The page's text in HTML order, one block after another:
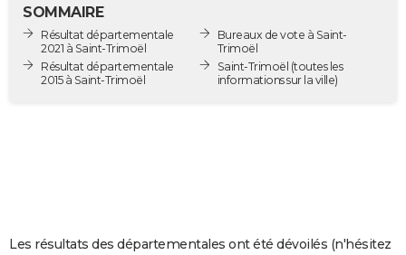
Destinations
City break
Voyage nature
Voyage de noces
Forum
Climat
GUIDES D'ACHAT
COPAINS D'AVANT
SOMMAIRE
Résultat départementale
2021 à Saint-Trimoël
Résultat départementale
2015 à Saint-Trimoël
Bureaux de vote à Saint-
Trimoël
Saint-Trimoël (toutes les
informations sur la ville)
Les résultats des départementales ont été dévoilés (n'hésitez